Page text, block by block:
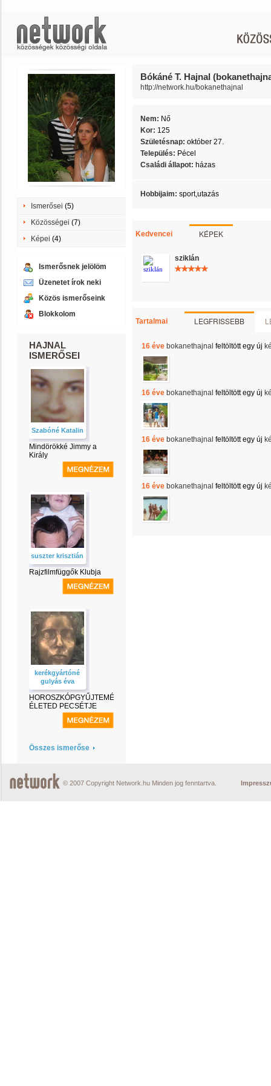
Ismerősei (5)
Közösségei (7)
Képei (4)
Ismerősnek jelölöm
Üzenetet írok neki
Közös ismerőseink
Blokkolom
HAJNAL
ISMERŐSEI
Szabóné Katalin
Mindörökké Jimmy a
Király
suszter krisztián
Rajzfilmfüggők Klubja
kerékgyártóné
gulyás éva
HOROSZKÓPGYŰJTEMÉNY-
ÉLETED PECSÉTJE
Összes ismerőse
Bókáné T. Hajnal
http://network.hu/bokanethajnal
Nem: Nő
Kor: 125
Születésnap: október 27.
Település: Pécel
Családi állapot: házas
Hobbijaim: sport,utazás
Kedvencei KÉPEK
sziklán
Tartalmai LEGFRISSEBB
16 éve bokanethajnal feltöltött egy új
16 éve bokanethajnal feltöltött egy új
16 éve bokanethajnal feltöltött egy új
16 éve bokanethajnal feltöltött egy új
© 2007 Copyright Network.hu Minden jog fenntartva.